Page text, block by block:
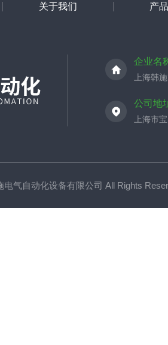
关于我们 产
企业名
上海韩
公司地
上海市
电气自动化设备有限公司 All Rights